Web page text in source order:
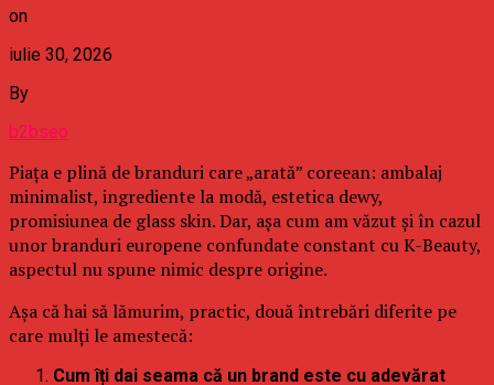
on
iulie 30, 2026
By
b2bseo
Piața e plină de branduri care „arată” coreean: ambalaj
minimalist, ingrediente la modă, estetica dewy,
promisiunea de glass skin. Dar, așa cum am văzut și în cazul
unor branduri europene confundate constant cu K-Beauty,
aspectul nu spune nimic despre origine.
Așa că hai să lămurim, practic, două întrebări diferite pe
care mulți le amestecă:
Cum îți dai seama că un brand este cu adevărat